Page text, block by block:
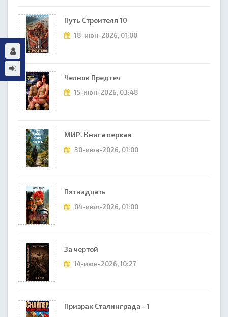
Путь Строителя 10
18-июн-2026, 01:00
Челнок Предтеч
15-июн-2026, 03:48
МИР. Книга первая
30-июн-2026, 01:00
Пятнадцать
04-июл-2026, 01:00
За чертой
14-июн-2026, 10:27
Призрак Сталинграда - 1